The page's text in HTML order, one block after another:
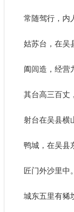
常随驾行，内
姑苏台，在吴
阖闾造，经营
其台高三百丈
射台在吴县横
鸭城，在吴县
匠门外沙里中。
城东五里有豨